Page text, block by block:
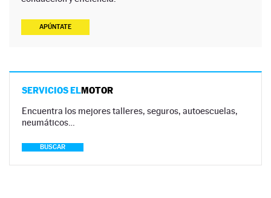
APÚNTATE
SERVICIOS ELMOTOR
Encuentra los mejores talleres, seguros, autoescuelas,
neumáticos…
BUSCAR